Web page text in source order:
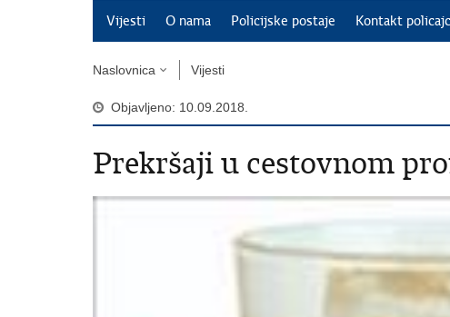
Vijesti O nama Policijske postaje Kontakt
Naslovnica Vijesti
Objavljeno: 10.09.2018.
Prekršaji u cestovnom